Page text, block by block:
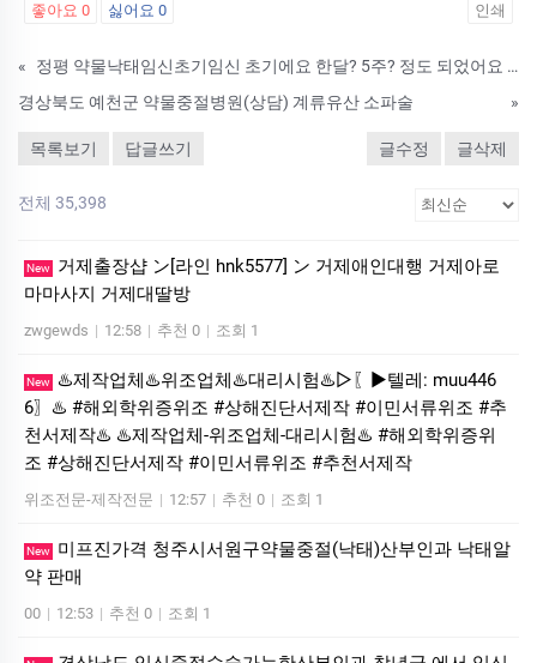
좋아요 0 싫어요 0 인쇄
«
정평 약물낙태임신초기임신 초기에요 한달? 5주? 정도 되었어요 미페프렉스가격낙­태약비용차이 자연낙태약해외직구방법
경상북도 예천군 약물중절병원(상담) 계류유산 소파술
»
목록보기 답글쓰기 글수정 글삭제
전체 35,398
New
거제출장샵 ン[라인 hnk5577] ン 거제애인대행 거제아로
마마사지 거제대딸방
zwgewds | 12:58 | 추천 0 | 조회 1
New
♨️제작업체♨️위조업체♨️대리시험♨️▷〖▶텔레: muu446
6〗♨️ #해외학위증위조 #상해진단서제작 #이민서류위조 #추
천서제작♨️ ♨️제작업체-위조업체-대리시험♨️ #해외학위증위
조 #상해진단서제작 #이민서류위조 #추천서제작
위조전문-제작전문 | 12:57 | 추천 0 | 조회 1
New
미프진가격 청주시서원구약물중절(낙태)산부인과 낙­태알
약 판매
00 | 12:53 | 추천 0 | 조회 1